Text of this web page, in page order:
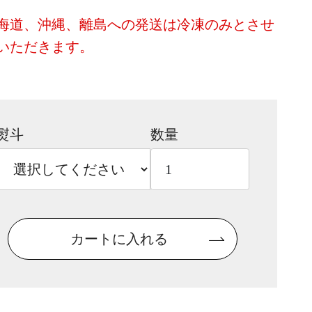
道、沖縄、離島への発送は冷凍のみとさせ
ただきます。
斗 数量
カートに入れる